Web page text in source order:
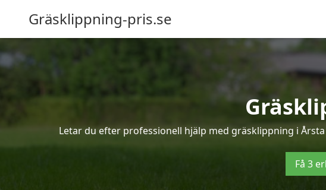
Gräsklippning-pris.se
Letar du efter professionell hjälp med gräsklippning i
Få 3